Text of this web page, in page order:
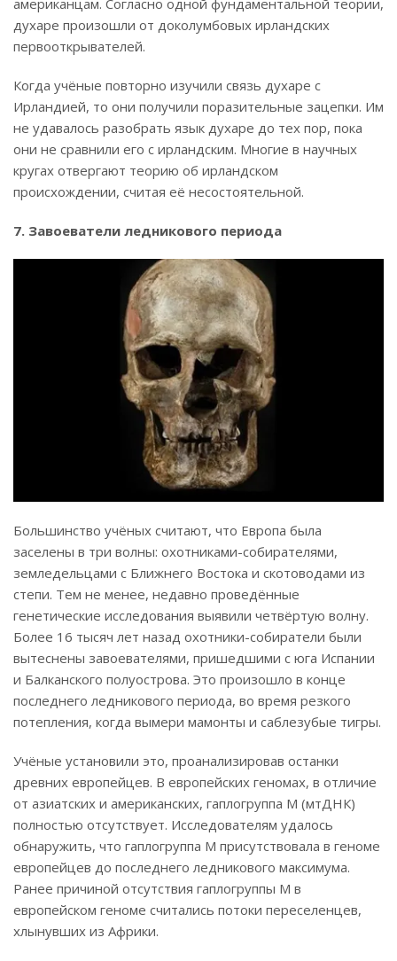
духаре произошли от доколумбовых ирландских
первооткрывателей.
Когда учёные повторно изучили связь духаре с
Ирландией, то они получили поразительные зацепки. Им
не удавалось разобрать язык духаре до тех пор, пока
они не сравнили его с ирландским. Многие в научных
кругах отвергают теорию об ирландском
происхождении, считая её несостоятельной.
7. Завоеватели ледникового периода
Большинство учёных считают, что Европа была
заселены в три волны: охотниками-собирателями,
земледельцами с Ближнего Востока и скотоводами из
степи. Тем не менее, недавно проведённые
генетические исследования выявили четвёртую волну.
Более 16 тысяч лет назад охотники-собиратели были
вытеснены завоевателями, пришедшими с юга Испании
и Балканского полуострова. Это произошло в конце
последнего ледникового периода, во время резкого
потепления, когда вымери мамонты и саблезубые тигры.
Учёные установили это, проанализировав останки
древних европейцев. В европейских геномах, в отличие
от азиатских и американских, гаплогруппа M (мтДНК)
полностью отсутствует. Исследователям удалось
обнаружить, что гаплогруппа M присутствовала в геноме
европейцев до последнего ледникового максимума.
Ранее причиной отсутствия гаплогруппы M в
европейском геноме считались потоки переселенцев,
хлынувших из Африки.